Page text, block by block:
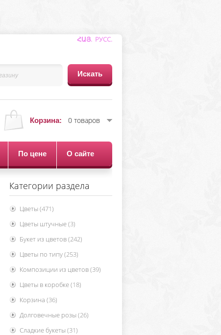
ՀԱՅ. РУСС.
Корзина: 0 товаров
По цене О сайте
Категории раздела
Цветы(471)
Цветы штучные(3)
Букет из цветов(242)
Цветы по типу(253)
Композиции из цветов(39)
Цветы в коробке(18)
Корзина (36)
Долговечные розы(26)
Сладкие букеты(31)